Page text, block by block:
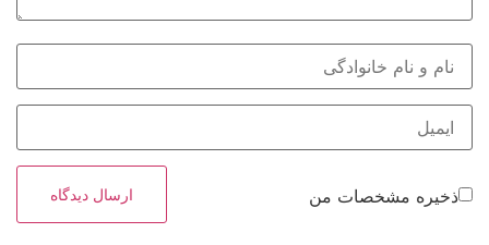
ذخیره مشخصات من